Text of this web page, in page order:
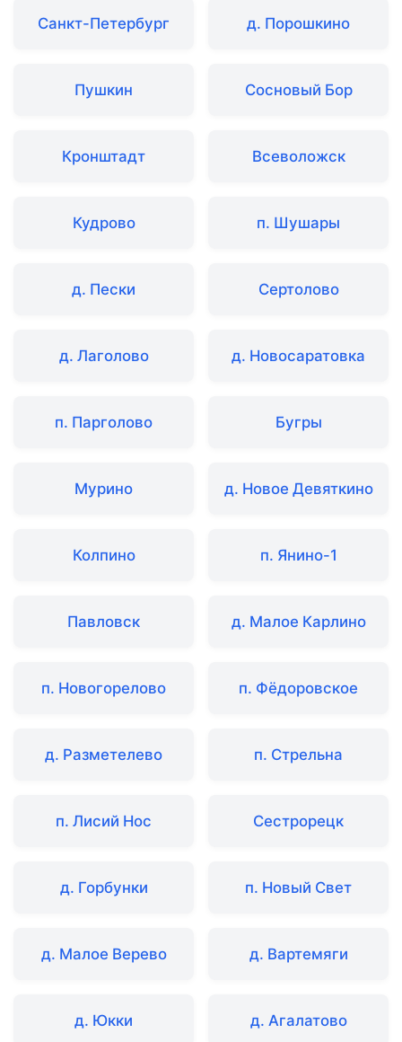
Санкт-Петербург д. Порошкино
Пушкин Сосновый Бор
Кронштадт Всеволожск
Кудрово п. Шушары
д. Пески Сертолово
д. Лаголово д. Новосаратовка
п. Парголово Бугры
Мурино д. Новое Девяткино
Колпино п. Янино-1
Павловск д. Малое Карлино
п. Новогорелово п. Фёдоровское
д. Разметелево п. Стрельна
п. Лисий Нос Сестрорецк
д. Горбунки п. Новый Свет
д. Малое Верево д. Вартемяги
д. Юкки д. Агалатово